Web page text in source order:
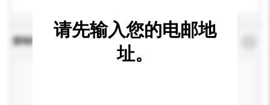
查询内容 * 必须填写
请先输入您的电邮地
址。